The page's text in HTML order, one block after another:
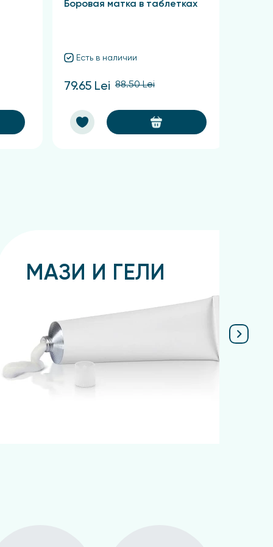
Боровая матка в таблетках
Есть в наличии
79.65 Lei 88.50 Lei
МАЗИ И ГЕЛИ